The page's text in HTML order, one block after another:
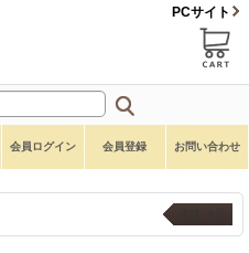
PCサイト
会員ログイン 会員登録 お問い合わせ